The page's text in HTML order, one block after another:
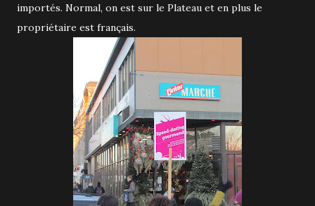
importés. Normal, on est sur le Plateau et en plus le
propriétaire est français.